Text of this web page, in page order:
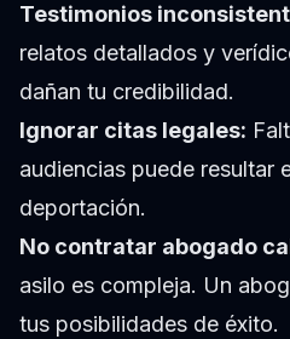
Testimonios
relatos detallados y
dañan tu credibilidad.
Ignorar citas legales:
audiencias puede resultar
deportación.
No contratar abogado
asilo es compleja. Un
tus posibilidades de éxito.